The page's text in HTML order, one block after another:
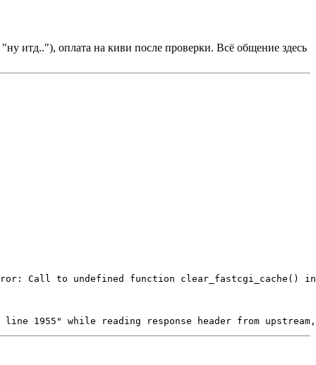
итд.."), оплата на киви после проверки. Всё общение здесь
to undefined function clear_fastcgi_cache() in /
1955" while reading response header from